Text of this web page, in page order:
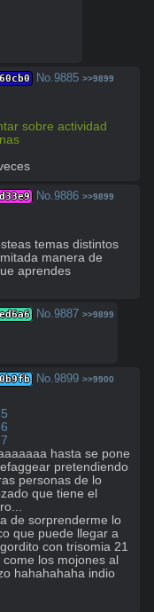
No. 9885 >>9899
sobre actividad
No. 9886 >>9899
temas distintos
manera de
aprendes
No. 9887 >>9899
No. 9899 >>9900
hasta se pone
pretendiendo
personas de lo
que tiene el
de sorprenderme lo
que puede llegar a
con trisomia 21
come los mojones al
hahahahaha indio